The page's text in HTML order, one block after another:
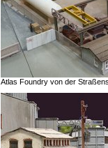
Atlas Foundry von der